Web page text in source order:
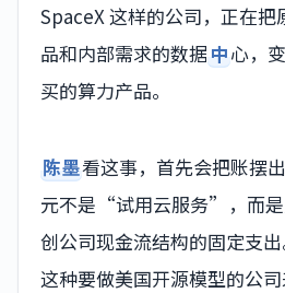
SpaceX 这样的公司，正在把
品和内部需求的数据中心，
买的算力产品。
陈墨看这事，首先会把账摆
元不是“试用云服务”，而是
创公司现金流结构的固定支
这种要做美国开源模型的公